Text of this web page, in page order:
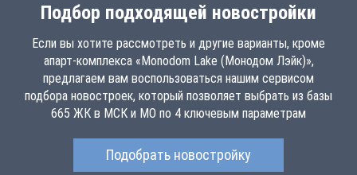
Подбор подходящей новостройки
Если вы хотите рассмотреть и другие варианты, кроме
апарт-комплекса «Monodom Lake (Монодом Лэйк)»,
предлагаем вам воспользоваться нашим сервисом
подбора новостроек, который позволяет выбрать из базы
665 ЖК в МСК и МО по 4 ключевым параметрам
Подобрать новостройку